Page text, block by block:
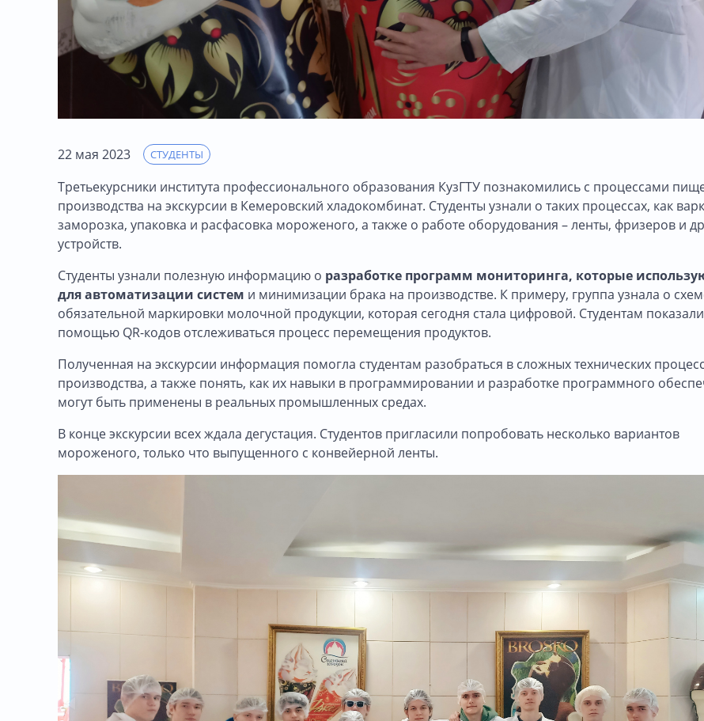
22 мая 2023 СТУДЕНТЫ
Третьекурсники института профессионального образования КузГТУ познакомились с процессами
производства на экскурсии в Кемеровский хладокомбинат. Студенты узнали о таких процессах, как
заморозка, упаковка и расфасовка мороженого, а также о работе оборудования – ленты, фризеров и
устройств.
Студенты узнали полезную информацию о разработке программ мониторинга, которые
для автоматизации систем и минимизации брака на производстве. К примеру, группа узнала о
обязательной маркировки молочной продукции, которая сегодня стала цифровой. Студентам
помощью QR-кодов отслеживаться процесс перемещения продуктов.
Полученная на экскурсии информация помогла студентам разобраться в сложных технических
производства, а также понять, как их навыки в программировании и разработке программного
могут быть применены в реальных промышленных средах.
В конце экскурсии всех ждала дегустация. Студентов пригласили попробовать несколько вариантов
мороженого, только что выпущенного с конвейерной ленты.